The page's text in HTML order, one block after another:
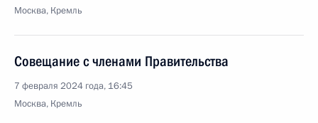
Москва, Кремль
Совещание с членами Правительства
7 февраля 2024 года, 16:45
Москва, Кремль